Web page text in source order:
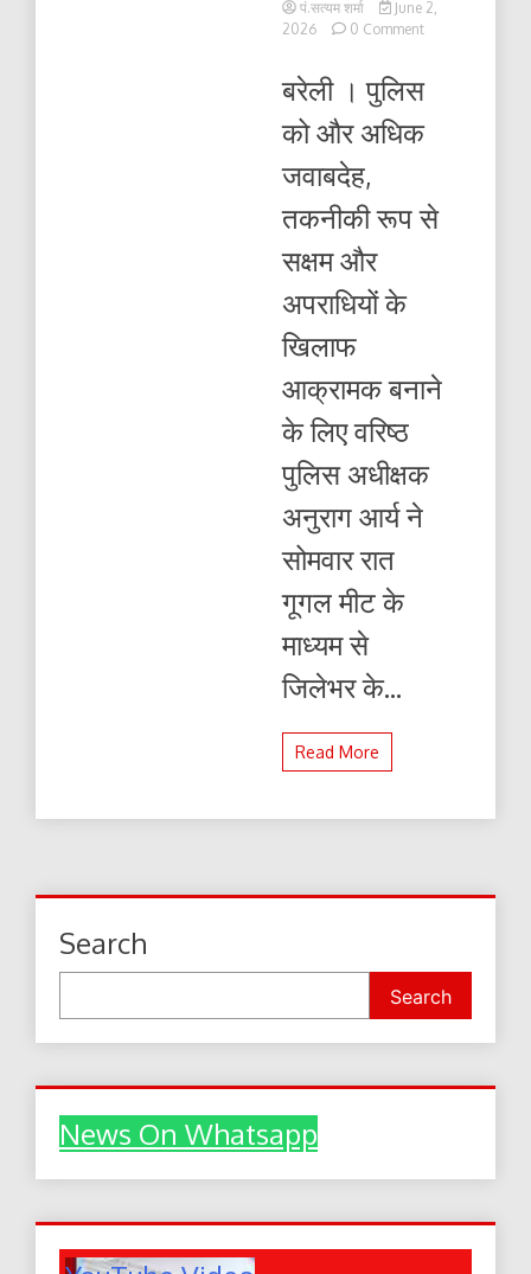
पं.सत्यम शर्मा
June 2,
2026
0 Commenton
दुश्मनों
पुलिस
SSP
बरेली । पुलिस
को और अधिक
जवाबदेह,
तकनीकी रूप से
सक्षम और
अपराधियों के
खिलाफ
आक्रामक बनाने
के लिए वरिष्ठ
पुलिस अधीक्षक
अनुराग आर्य ने
सोमवार रात
गूगल मीट के
माध्यम से
जिलेभर के...
Read More
Search
Search
News On Whatsapp